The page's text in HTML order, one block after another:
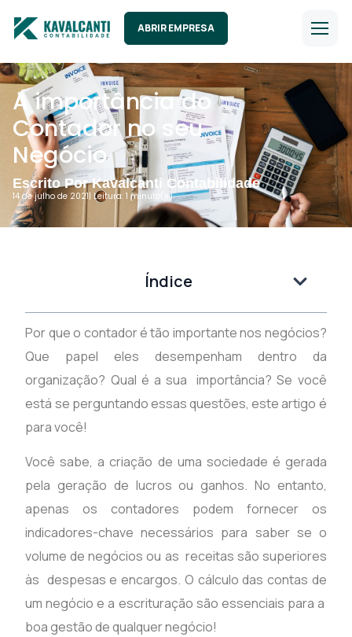
ABRIR EMPRESA
A importância do
Contador no seu
Negócio
Escrito Por Kavalcanti Contabilidade
14 de julho de 2021| Leitura: 1 minuto(s).
Índice
Por que o contador é tão importante nos negócios?
Que papel eles desempenham dentro da
organização? Qual é a sua importância? Se você
está se perguntando essas questões, este artigo é
para você!
Você sabe, a criação de uma sociedade é gerada
pela geração de lucros ou ganhos. No entanto,
apenas os contadores podem fornecer os
indicadores-chave necessários para saber se o
volume de negócios ou as receitas são superiores
às despesas e encargos. O cálculo das contas de
um negócio e a escrituração são essenciais para a
boa gestão de qualquer negócio!